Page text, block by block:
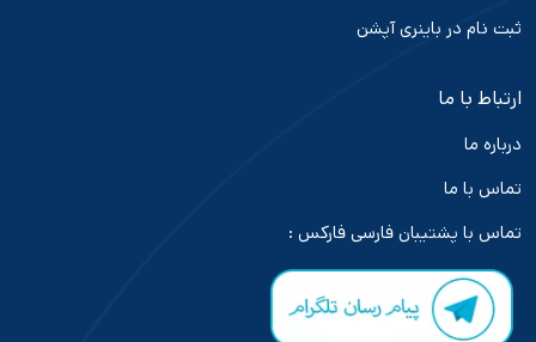
ثبت نام در باینری آپشن
ارتباط با ما
درباره ما
تماس با ما
تماس با پشتیبان فارسی فارکس :